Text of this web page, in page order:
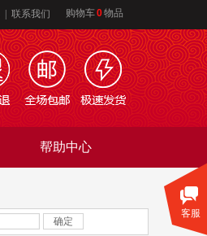
| 联系我们 购物车0物品
帮助中心
确定
客服